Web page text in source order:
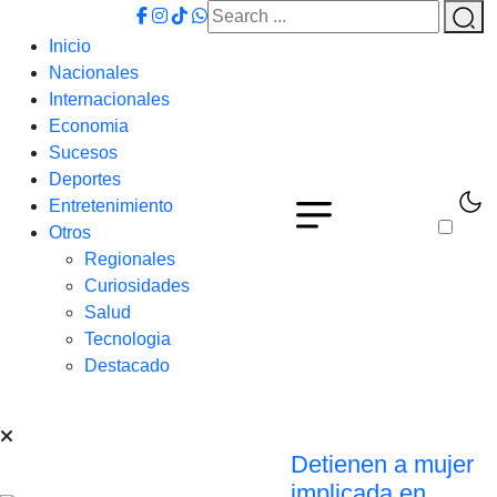
Inicio
Nacionales
Internacionales
Economia
Sucesos
Deportes
Entretenimiento
Otros
Regionales
Curiosidades
Salud
Tecnologia
Destacado
Detienen a mujer